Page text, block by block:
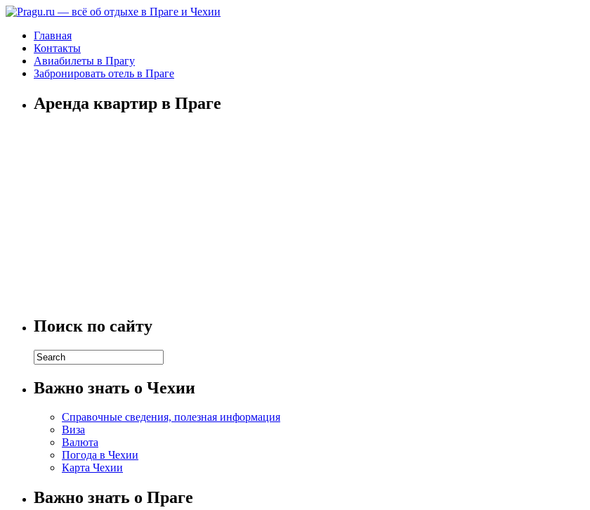
Главная
Контакты
Авиабилеты в Прагу
Забронировать отель в Праге
Аренда квартир в Праге
Поиск по сайту
Важно знать о Чехии
Справочные сведения, полезная информация
Виза
Валюта
Погода в Чехии
Карта Чехии
Важно знать о Праге